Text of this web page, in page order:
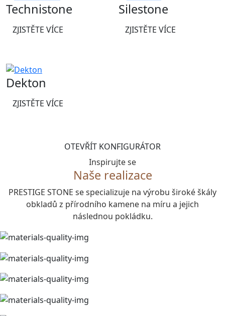
Technistone
ZJISTĚTE VÍCE
Silestone
ZJISTĚTE VÍCE
Dekton
ZJISTĚTE VÍCE
OTEVŘÍT KONFIGURÁTOR
Inspirujte se
Naše realizace
PRESTIGE STONE se specializuje na výrobu široké škály
obkladů z přírodního kamene na míru a jejich
následnou pokládku.